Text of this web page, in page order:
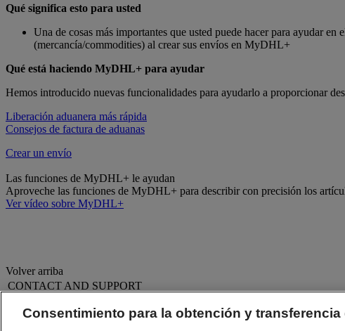
Qué significa esto para usted
Una de cosas más importantes que usted puede hacer para ayudar
(mercancía/commodities) al crear sus envíos en MyDHL+
Qué está haciendo MyDHL+ para ayudar
Hemos introducido nuevas funcionalidades para ayudarlo a proporcionar
Liberación aduanera más rápida
Consejos de factura de aduanas
Crear un envío
Las funciones de MyDHL+ le ayudan
Aproveche las funciones de MyDHL+ para describir con precisión los
Ver vídeo sobre MyDHL+
Volver arriba
CONTACT AND SUPPORT
Preguntas Frecuentes
Consentimiento para la obtención y transferencia